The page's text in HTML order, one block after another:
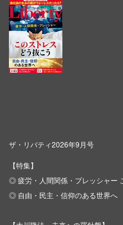
ザ・リバティ2026年9月号
【特集】
◎ 疲労・人間関係・プレッシャー
◎ 自由・民主・信仰のある世界へ